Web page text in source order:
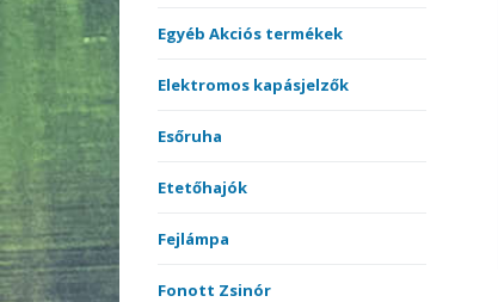
Egyéb Akciós termékek
Elektromos kapásjelzők
Esőruha
Etetőhajók
Fejlámpa
Fonott Zsinór